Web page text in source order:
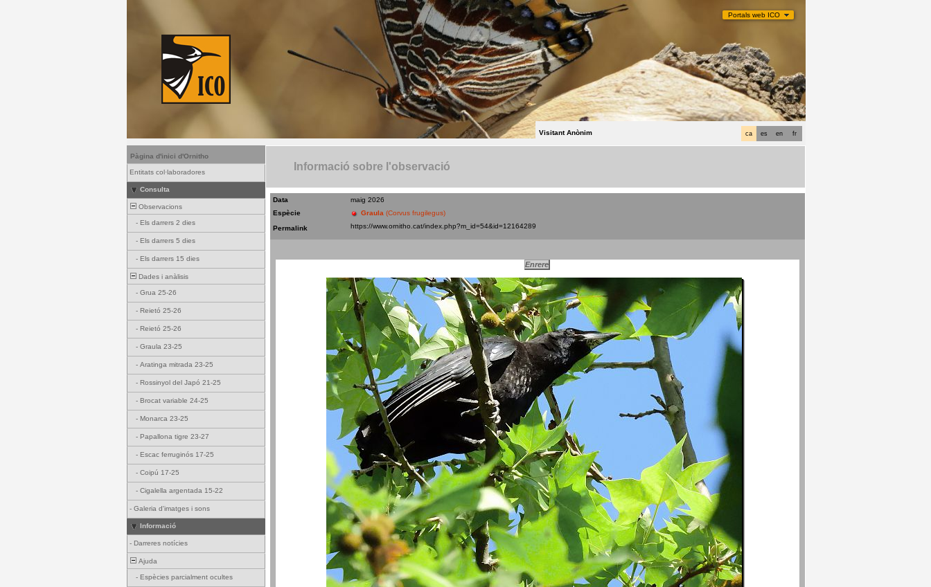
Portals web ICO
fr
en
es
ca
Visitant Anònim
Pàgina d'inici d'Ornitho
Entitats col·laboradores
Consulta
Observacions
- Els darrers 2 dies
- Els darrers 5 dies
- Els darrers 15 dies
Dades i anàlisis
- Grua 25-26
- Reietó 25-26
- Reietó 25-26
- Graula 23-25
- Aratinga mitrada 23-25
- Rossinyol del Japó 21-25
- Brocat variable 24-25
- Monarca 23-25
- Papallona tigre 23-27
- Escac ferruginós 17-25
- Coipú 17-25
- Cigalella argentada 15-22
- Galeria d'imatges i sons
Informació
- Darreres notícies
Ajuda
- Espècies parcialment ocultes
Informació sobre l'observació
Data
maig 2026
Espècie
Graula (Corvus frugilegus)
Permalink